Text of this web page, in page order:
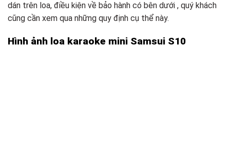
dán trên loa, điều kiện về bảo hành có bên dưới , quý khách
cũng cần xem qua những quy định cụ thể này.
Hình ảnh loa karaoke mini Samsui S10